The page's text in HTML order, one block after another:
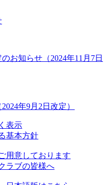
お知らせ（2024年11月7日
年9月2日改定）
表示
基本方針
用意しております
ラブの皆様へ